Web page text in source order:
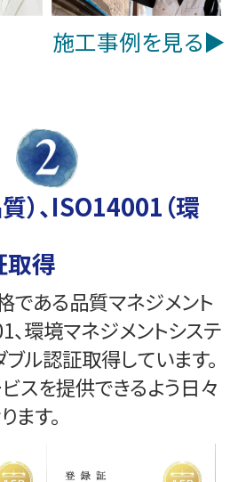
施工事例を見る▶︎
）、ISO14001（環
取得
である品質マネジメント
、環境マネジメントシステ
ル認証取得しています。
スを提供できるよう日々
ます。